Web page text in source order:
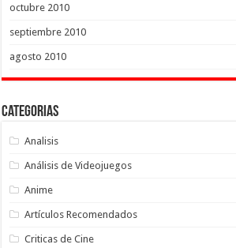
octubre 2010
septiembre 2010
agosto 2010
Categorias
Analisis
Análisis de Videojuegos
Anime
Artículos Recomendados
Criticas de Cine